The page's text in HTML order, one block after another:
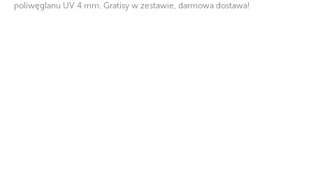
poliwęglanu UV 4 mm. Gratisy w zestawie, darmowa dostawa!